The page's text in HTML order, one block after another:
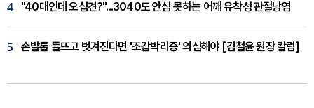
4 "40대인데 오십견?"...3040도 안심 못하는 어깨 유착성 관절낭염
5 손발톱 들뜨고 벗겨진다면 '조갑박리증' 의심해야 [김철윤 원장 칼럼]